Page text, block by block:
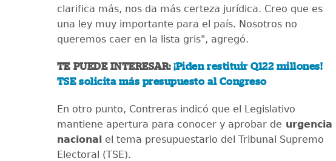
clarifica más, nos da más certeza jurídica. Creo que es
una ley muy importante para el país. Nosotros no
queremos caer en la lista gris", agregó.
TE PUEDE INTERESAR:¡Piden restituir Q122 millones!
TSE solicita más presupuesto al Congreso
En otro punto, Contreras indicó que el Legislativo
mantiene apertura para conocer y aprobar de urgencia
nacional el tema presupuestario del Tribunal Supremo
Electoral (TSE).